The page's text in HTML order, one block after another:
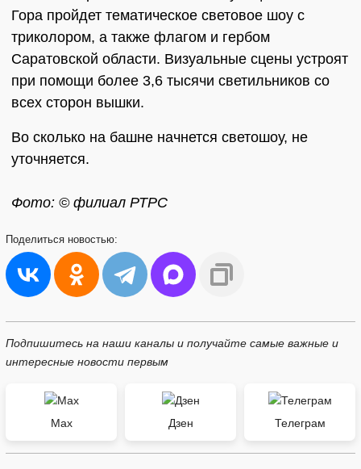
Гора пройдет тематическое световое шоу с
триколором, а также флагом и гербом
Саратовской области. Визуальные сцены устроят
при помощи более 3,6 тысячи светильников со
всех сторон вышки.
Во сколько на башне начнется светошоу, не
уточняется.
Фото: © филиал РТРС
Поделиться новостью:
Подпишитесь на наши каналы и получайте самые важные и
интересные новости первым
Max Дзен Телеграм